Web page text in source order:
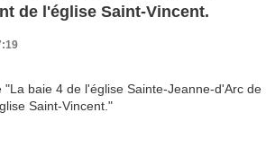
de l'église Saint-Vincent.